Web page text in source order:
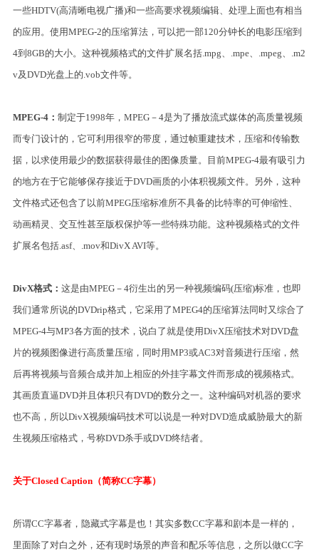
一些HDTV(高清晰电视广播)和一些高要求视频编辑、处理上面也有相当
的应用。使用MPEG-2的压缩算法，可以把一部120分钟长的电影压缩到
4到8GB的大小。这种视频格式的文件扩展名括.mpg、.mpe、.mpeg、.m2
v及DVD光盘上的.vob文件等。
MPEG-4： 制定于1998年，MPEG－4是为了播放流式媒体的高质量视频
而专门设计的，它可利用很窄的带度，通过帧重建技术，压缩和传输数
据，以求使用最少的数据获得最佳的图像质量。目前MPEG-4最有吸引力
的地方在于它能够保存接近于DVD画质的小体积视频文件。另外，这种
文件格式还包含了以前MPEG压缩标准所不具备的比特率的可伸缩性、
动画精灵、交互性甚至版权保护等一些特殊功能。这种视频格式的文件
扩展名包括.asf、.mov和DivX AVI等。
DivX格式： 这是由MPEG－4衍生出的另一种视频编码(压缩)标准，也即
我们通常所说的DVDrip格式，它采用了MPEG4的压缩算法同时又综合了
MPEG-4与MP3各方面的技术，说白了就是使用DivX压缩技术对DVD盘
片的视频图像进行高质量压缩，同时用MP3或AC3对音频进行压缩，然
后再将视频与音频合成并加上相应的外挂字幕文件而形成的视频格式。
其画质直逼DVD并且体积只有DVD的数分之一。这种编码对机器的要求
也不高，所以DivX视频编码技术可以说是一种对DVD造成威胁最大的新
生视频压缩格式，号称DVD杀手或DVD终结者。
关于Closed Caption（简称CC字幕）
所谓CC字幕者，隐藏式字幕是也！其实多数CC字幕和剧本是一样的，
里面除了对白之外，还有现时场景的声音和配乐等信息，之所以做CC字